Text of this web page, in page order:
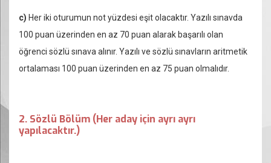
c) Her iki oturumun not yüzdesi eşit olacaktır. Yazılı sınavda
100 puan üzerinden en az 70 puan alarak başarılı olan
öğrenci sözlü sınava alınır. Yazılı ve sözlü sınavların aritmetik
ortalaması 100 puan üzerinden en az 75 puan olmalıdır.
2. Sözlü Bölüm (Her aday için ayrı ayrı
yapılacaktır.)